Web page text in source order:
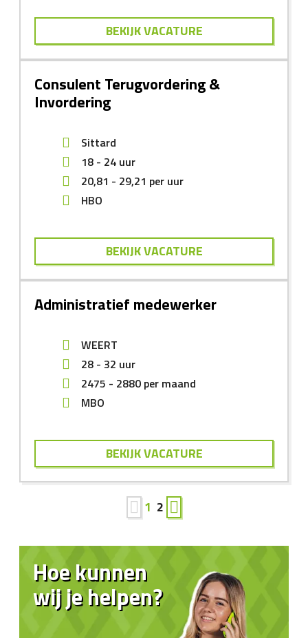
BEKIJK VACATURE
Consulent Terugvordering &
Invordering
Sittard
18 - 24 uur
20,81 - 29,21 per uur
HBO
BEKIJK VACATURE
Administratief medewerker
WEERT
28 - 32 uur
2475 - 2880 per maand
MBO
BEKIJK VACATURE
1 2
Hoe kunnen
wij je helpen?